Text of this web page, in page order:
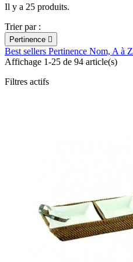
Il y a 25 produits.
Trier par :
Pertinence 
Best sellers Pertinence Nom, A à Z
Affichage 1-25 de 94 article(s)
Filtres actifs